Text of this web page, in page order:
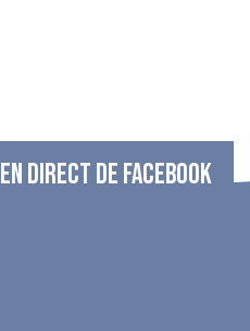
EN DIRECT DE FACEBOOK